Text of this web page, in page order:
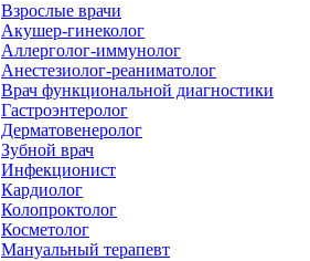
Взрослые врачи
Акушер-гинеколог
Аллерголог-иммунолог
Анестезиолог-реаниматолог
Врач функциональной диагностики
Гастроэнтеролог
Дерматовенеролог
Зубной врач
Инфекционист
Кардиолог
Колопроктолог
Косметолог
Мануальный терапевт